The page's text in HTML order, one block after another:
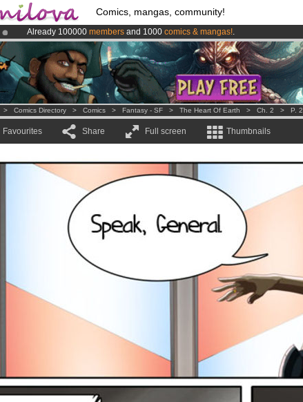
Comics, mangas, community!
Already 100000 members and 1000 comics & mangas!.
AmilovaKickstarter is now LIVE!.
Premium membership from3.95 euros per month !Get membership now
> Comics Directory > Comics > Fantasy - SF > The Heart Of Earth > Ch. 2 > P. 2
Favourites Share Full screen Thumbnails